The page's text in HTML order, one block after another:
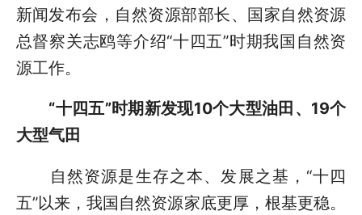
新闻发布会，自然资源部部长、国家自然资源
总督察关志鸥等介绍“十四五”时期我国自然资
源工作。
“十四五”时期新发现10个大型油田、19个
大型气田
自然资源是生存之本、发展之基，“十四
五”以来，我国自然资源家底更厚，根基更稳。